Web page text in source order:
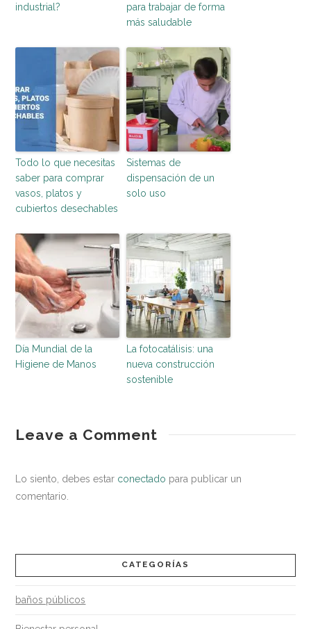
industrial?
para trabajar de forma
más saludable
Todo lo que necesitas
saber para comprar
vasos, platos y
cubiertos desechables
Sistemas de
dispensación de un
solo uso
Día Mundial de la
Higiene de Manos
La fotocatálisis: una
nueva construcción
sostenible
saludableTodo
que
necesitas
Leave a Comment
Lo siento, debes estar conectado para publicar un
comentario.
CATEGORÍAS
baños públicos